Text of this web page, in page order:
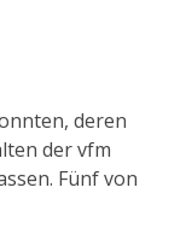
deren
der vfm
Fünf von